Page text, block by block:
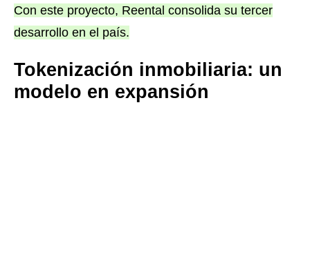
Con este proyecto, Reental consolida su tercer
desarrollo en el país.
Tokenización inmobiliaria: un
modelo en expansión